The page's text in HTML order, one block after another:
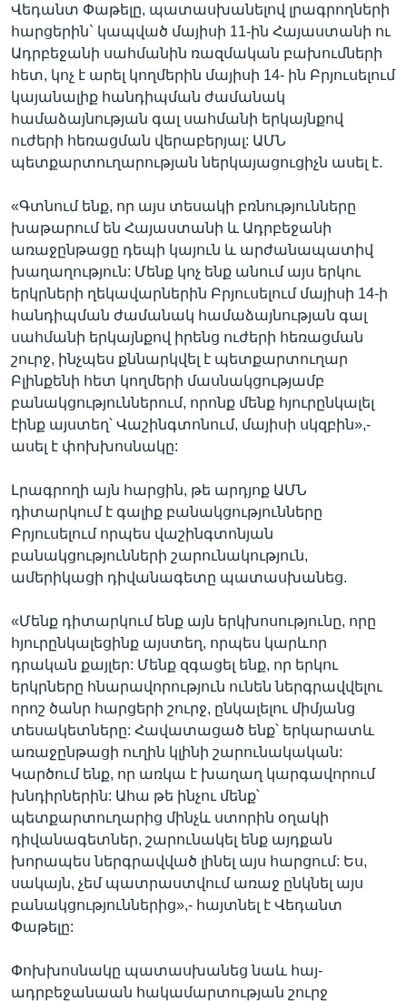
Վեդանտ Փաթելը, պատասխանելով լրագրողների
հարցերին` կապված մայիսի 11-ին Հայաստանի ու
Ադրբեջանի սահմանին ռազմական բախումների
հետ, կոչ է արել կողմերին մայիսի 14- ին Բրյուսելում
կայանալիք հանդիպման ժամանակ
համաձայնության գալ սահմանի երկայնքով
ուժերի հեռացման վերաբերյալ: ԱՄՆ
պետքարտուղարության ներկայացուցիչն ասել է.
«Գտնում ենք, որ այս տեսակի բռնությունները
խաթարում են Հայաստանի և Ադրբեջանի
առաջընթացը դեպի կայուն և արժանապատիվ
խաղաղություն: Մենք կոչ ենք անում այս երկու
երկրների ղեկավարներին Բրյուսելում մայիսի 14-ի
հանդիպման ժամանակ համաձայնության գալ
սահմանի երկայնքով իրենց ուժերի հեռացման
շուրջ, ինչպես քննարկվել է պետքարտուղար
Բլինքենի հետ կողմերի մասնակցությամբ
բանակցություններում, որոնք մենք հյուրընկալել
էինք այստեղ՝ Վաշինգտոնում, մայիսի սկզբին»,-
ասել է փոխխոսնակը:
Լրագրողի այն հարցին, թե արդյոք ԱՄՆ
դիտարկում է գալիք բանակցությունները
Բրյուսելում որպես վաշինգտոնյան
բանակցությունների շարունակություն,
ամերիկացի դիվանագետը պատասխանեց.
«Մենք դիտարկում ենք այն երկխոսությունը, որը
հյուրընկալեցինք այստեղ, որպես կարևոր
դրական քայլեր: Մենք զգացել ենք, որ երկու
երկրները հնարավորություն ունեն ներգրավվելու
որոշ ծանր հարցերի շուրջ, ընկալելու միմյանց
տեսակետները: Հավատացած ենք՝ երկարատև
առաջընթացի ուղին կլինի շարունակական:
Կարծում ենք, որ առկա է խաղաղ կարգավորում
խնդիրներին: Ահա թե ինչու մենք՝
պետքարտուղարից մինչև ստորին օղակի
դիվանագետներ, շարունակել ենք այդքան
խորապես ներգրավված լինել այս հարցում: Ես,
սակայն, չեմ պատրաստվում առաջ ընկնել այս
բանակցություններից»,- հայտնել է Վեդանտ
Փաթելը:
Փոխխոսնակը պատասխանեց նաև հայ-
ադրբեջանաան հակամարտության շուրջ